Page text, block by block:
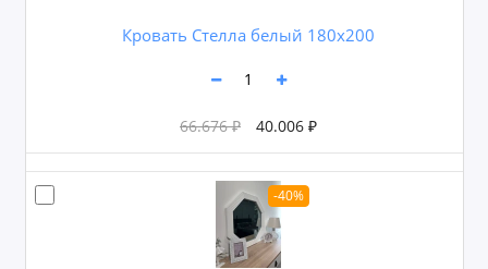
Кровать Стелла белый 180х200
66.676 ₽ 40.006 ₽
-40%